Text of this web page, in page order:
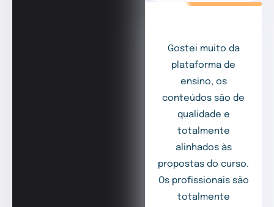
Gostei muito da
plataforma de
ensino, os
conteúdos são de
qualidade e
totalmente
alinhados às
propostas do curso.
Os profissionais são
totalmente